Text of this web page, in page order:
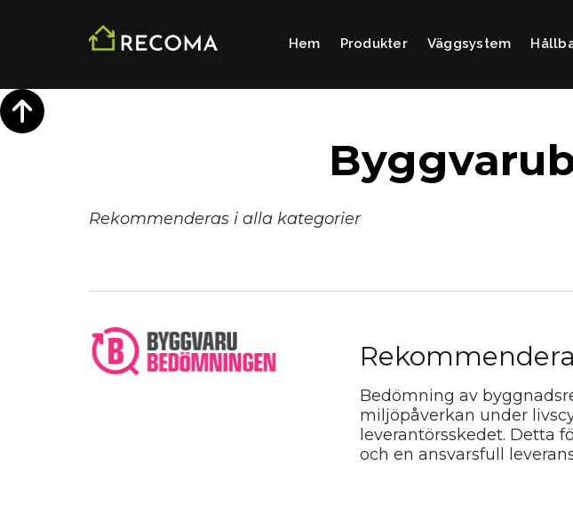
Hem Produkter Väggsystem
Rekommenderas i alla kategorier
Bedömning av
miljöpåverkan under
leverantörsskedet. Detta
och en ansvarsfull